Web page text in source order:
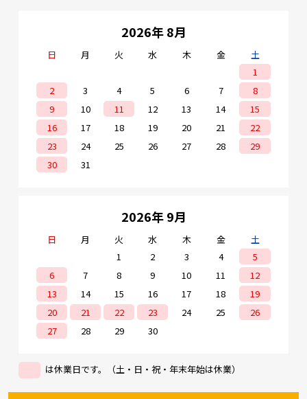
2026年 8月
日 月 火 水 木 金
土
1
2
3 4 5 6 7
8
9
10 11 12 13 14
15
16
17 18 19 20 21
22
23
24 25 26 27 28
29
30
31
2026年 9月
日 月 火 水 木 金
土
1
2 3 4
5
6
7 8 9 10 11
12
13
14 15 16 17 18
19
20
21 22 23 24 25
26
27
28 29 30
は休業日です。（土・日・祝・年末年始は休業）